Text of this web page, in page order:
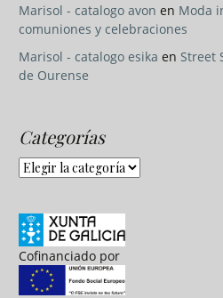
Marisol - catalogo avon en Moda
comuniones y celebraciones
Marisol - catalogo esika en Street
de Ourense
Categorías
Categorías
Cofinanciado por